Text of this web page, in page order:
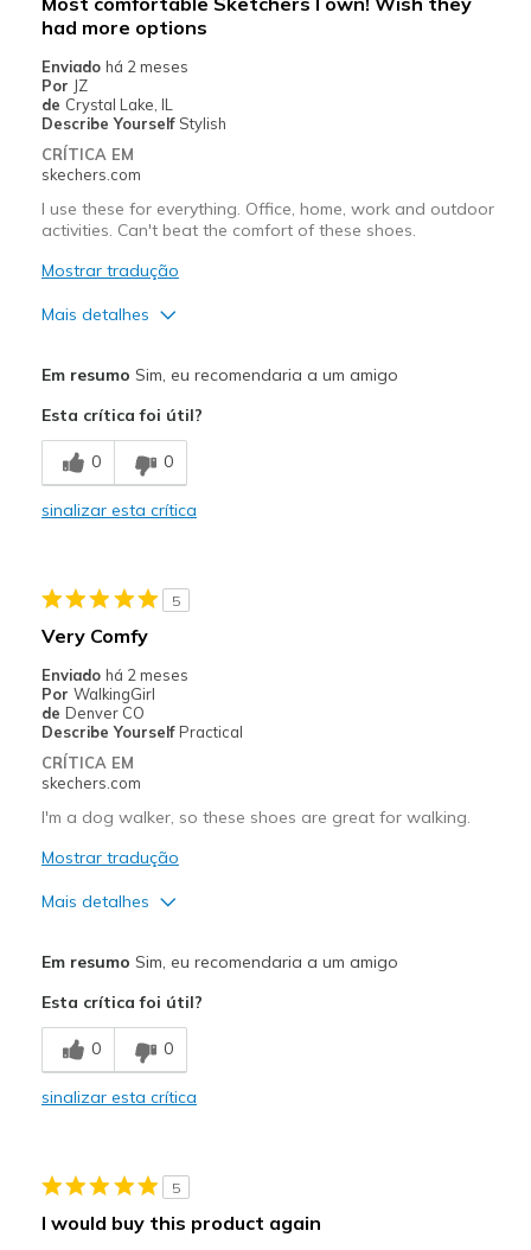
had more options
Enviado há 2 meses
Por JZ
de Crystal Lake, IL
Describe Yourself Stylish
CRÍTICA EM
skechers.com
I use these for everything. Office, home, work and outdoor
activities. Can't beat the comfort of these shoes.
Mostrar tradução
Mais detalhes
Durable
Light weight
Contras
Need more options in my size
Melhores utilizações
Casual Wear
Sizing
Feels true to size
View On Shoes
Em resumo Sim, eu recomendaria a um amigo
Esta crítica foi útil?
0 0
sinalizar esta crítica
5
Very Comfy
Enviado há 2 meses
Por WalkingGirl
de Denver CO
Describe Yourself Practical
CRÍTICA EM
skechers.com
I'm a dog walker, so these shoes are great for walking.
Mostrar tradução
Mais detalhes
Contras
Need Break In
Travel
Em resumo Sim, eu recomendaria a um amigo
Esta crítica foi útil?
0 0
sinalizar esta crítica
5
I would buy this product again